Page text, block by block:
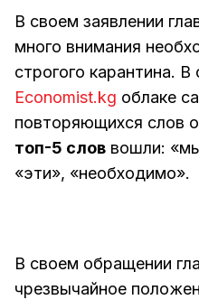
В своем заявлении
много внимания
строгого карантина.
Economist.kg облаке
повторяющихся слов
топ-5 слов вошли:
«эти», «необходимо».
В своем обращении
чрезвычайное